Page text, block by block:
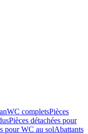
WC completsPièces
Pièces détachées pour
pour WC au solAbattants